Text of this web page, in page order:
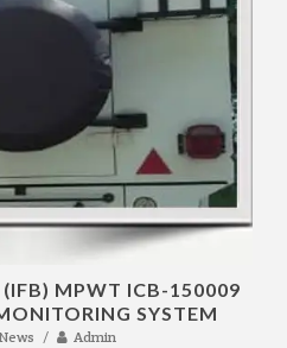
MPWT ICB-150009
SYSTEM
News Admin